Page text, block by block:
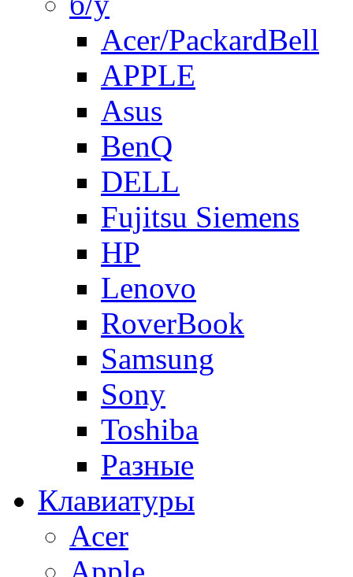
Acer/PackardBell
APPLE
Asus
BenQ
DELL
Fujitsu Siemens
HP
Lenovo
RoverBook
Samsung
Sony
Toshiba
Разные
Клавиатуры
Acer